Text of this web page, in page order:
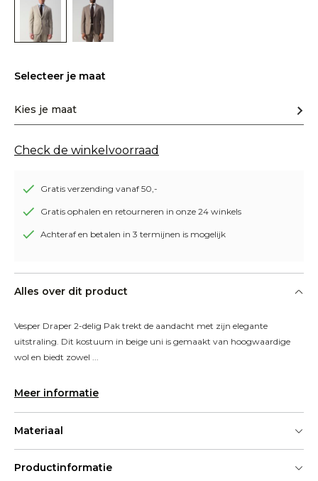
Selecteer je maat
Kies je maat
Check de winkelvoorraad
Gratis verzending vanaf 50,-
Gratis ophalen en retourneren in onze 24 winkels
Achteraf en betalen in 3 termijnen is mogelijk
Alles over dit product
Vesper Draper 2-delig Pak trekt de aandacht met zijn elegante
uitstraling. Dit kostuum in beige uni is gemaakt van hoogwaardige
wol en biedt zowel ...
Meer informatie
Materiaal
Productinformatie